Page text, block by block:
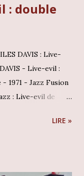
: double
DAVIS : Live-
- Live-evil :
1971 - Jazz Fusion
: Live-evil de
jazz : Live-evil de
LIRE »